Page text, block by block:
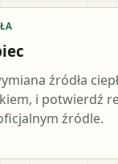
źródła
i potwierdź
źródle.